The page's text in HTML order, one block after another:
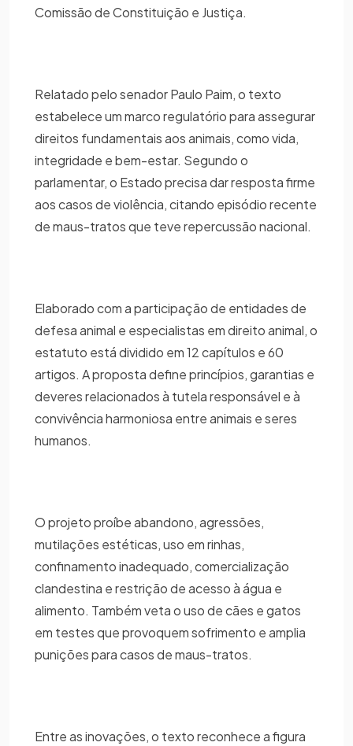
Comissão de Constituição e Justiça.
Relatado pelo senador Paulo Paim, o texto
estabelece um marco regulatório para assegurar
direitos fundamentais aos animais, como vida,
integridade e bem-estar. Segundo o
parlamentar, o Estado precisa dar resposta firme
aos casos de violência, citando episódio recente
de maus-tratos que teve repercussão nacional.
Elaborado com a participação de entidades de
defesa animal e especialistas em direito animal, o
estatuto está dividido em 12 capítulos e 60
artigos. A proposta define princípios, garantias e
deveres relacionados à tutela responsável e à
convivência harmoniosa entre animais e seres
humanos.
O projeto proíbe abandono, agressões,
mutilações estéticas, uso em rinhas,
confinamento inadequado, comercialização
clandestina e restrição de acesso à água e
alimento. Também veta o uso de cães e gatos
em testes que provoquem sofrimento e amplia
punições para casos de maus-tratos.
Entre as inovações, o texto reconhece a figura